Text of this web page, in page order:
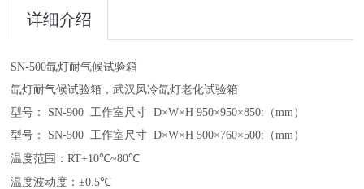
详细介绍
SN-500氙灯耐气候试验箱
氙灯耐气候试验箱，武汉风冷氙灯老化试验箱
型号：
SN-900工作室尺寸 D×W×H 950×950×850:（mm）
型号：
SN-500工作室尺寸 D×W×H 500×760×500:（mm）
温度范围：RT+10℃~80℃
温度波动度：±0.5℃